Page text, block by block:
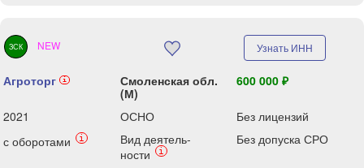
ЗСК NEW Узнать ИНН
Агроторг i
Смоленская обл.
(М)
600 000 ₽
2021 ОСНО
Без лицензий
с оборотами
i
Вид деятель-
ности
i
Без допуска СРО